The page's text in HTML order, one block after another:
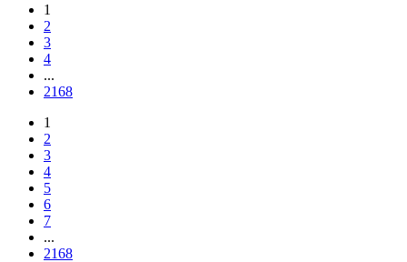
1
2
3
4
...
2168
1
2
3
4
5
6
7
...
2168